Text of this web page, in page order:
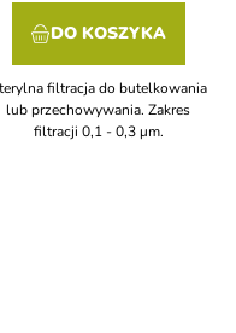
DO KOSZYKA
filtracja do butelkowania
lub przechowywania. Zakres
filtracji 0,1 - 0,3 μm.